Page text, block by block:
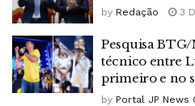
by Redação 3
Pesquisa
técnico entre
primeiro e no
by Portal JP News